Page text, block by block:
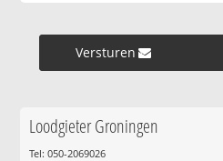
Versturen »
Loodgieter Groningen
Tel: 050-2069026